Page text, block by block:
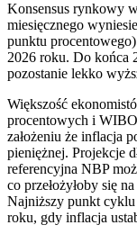
Konsensus rynkowy
miesięcznego
punktu
2026 roku. Do końca
pozostanie lekko
Większość
procentowych i
założeniu że inflacja
pieniężnej. Projekcje
referencyjna NBP
co przełożyłoby się
Najniższy punkt
roku, gdy inflacja